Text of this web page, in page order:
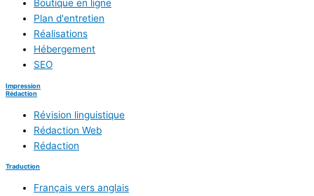
Boutique en ligne
Plan d'entretien
Réalisations
Hébergement
SEO
Impression
Rédaction
Révision linguistique
Rédaction Web
Rédaction
Traduction
Français vers anglais